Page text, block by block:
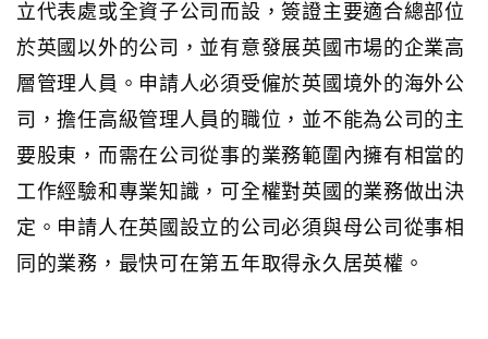
立代表處或全資子公司而設，簽證主要適合總部位
於英國以外的公司，並有意發展英國市場的企業高
層管理人員。申請人必須受僱於英國境外的海外公
司，擔任高級管理人員的職位，並不能為公司的主
要股東，而需在公司從事的業務範圍內擁有相當的
工作經驗和專業知識，可全權對英國的業務做出決
定。申請人在英國設立的公司必須與母公司從事相
同的業務，最快可在第五年取得永久居英權。